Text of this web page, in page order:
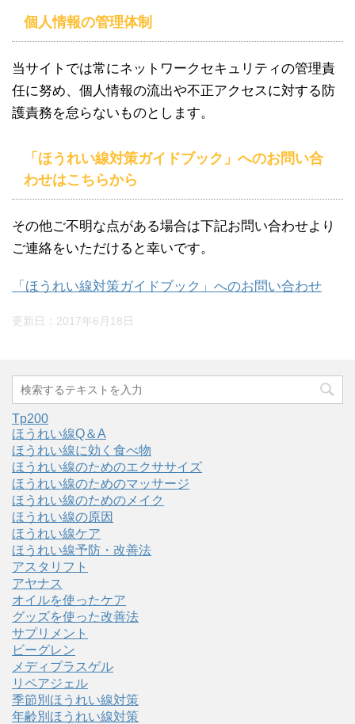
個人情報の管理体制
当サイトでは常にネットワークセキュリティの管理責
任に努め、個人情報の流出や不正アクセスに対する防
護責務を怠らないものとします。
「ほうれい線対策ガイドブック」へのお問い合
わせはこちらから
その他ご不明な点がある場合は下記お問い合わせより
ご連絡をいただけると幸いです。
「ほうれい線対策ガイドブック」へのお問い合わせ
更新日： 2017年6月18日
Tp200
ほうれい線Q＆A
ほうれい線に効く食べ物
ほうれい線のためのエクササイズ
ほうれい線のためのマッサージ
ほうれい線のためのメイク
ほうれい線の原因
ほうれい線ケア
ほうれい線予防・改善法
アスタリフト
アヤナス
オイルを使ったケア
グッズを使った改善法
サプリメント
ビーグレン
メディプラスゲル
リペアジェル
季節別ほうれい線対策
年齢別ほうれい線対策